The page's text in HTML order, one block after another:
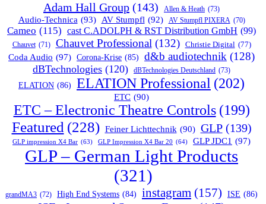
Adam Hall Group (143) Allen & Heath (73)
Audio-Technica (93) AV Stumpfl (92) AV Stumpfl PIXERA (70)
Cameo (115) cast C.ADOLPH & RST Distribution GmbH (99)
Chauvet (71) Chauvet Professional (132) Christie Digital (77)
Coda Audio (97) Corona-Krise (85) d&b audiotechnik (128)
dBTechnologies (120) dBTechnologies Deutschland (73)
ELATION (86) ELATION Professional (202)
ETC (90)
ETC – Electronic Theatre Controls (199)
Featured (228) Feiner Lichttechnik (90) GLP (139)
GLP impression X4 Bar (63) GLP Impression X4 Bar 20 (64) GLP JDC1 (97)
GLP – German Light Products
(321)
grandMA3 (72) High End Systems (84) instagram (157) ISE (86)